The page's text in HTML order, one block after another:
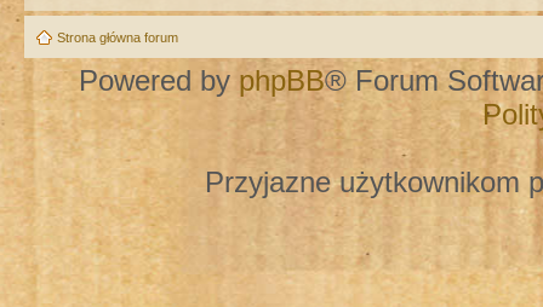
Strona główna forum
Powered by phpBB® Forum
Przyjazne użytkownikom